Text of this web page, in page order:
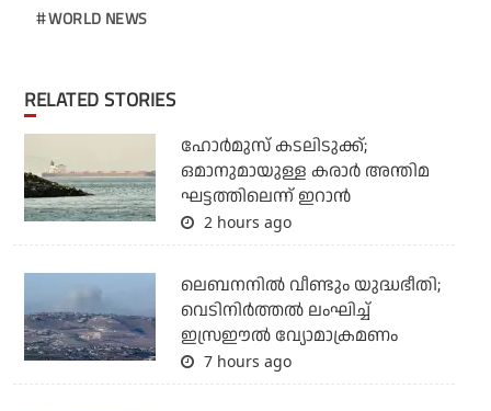
WORLD NEWS
RELATED STORIES
ഹോര്‍മുസ് കടലിടുക്ക്;
ഒമാനുമായുള്ള കരാര്‍ അന്തിമ
ഘട്ടത്തിലെന്ന് ഇറാന്‍
2 hours ago
ലെബനനില്‍ വീണ്ടും യുദ്ധഭീതി;
വെടിനിര്‍ത്തല്‍ ലംഘിച്ച്
ഇസ്രഈല്‍ വ്യോമാക്രമണം
7 hours ago